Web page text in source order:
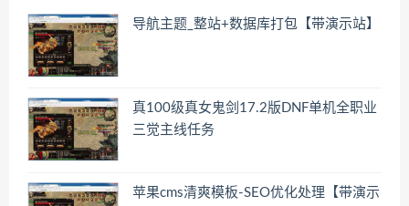
导航主题_整站+数据库打包【带演示站】
真100级真女鬼剑17.2版DNF单机全职业
三觉主线任务
苹果cms清爽模板-SEO优化处理【带演示